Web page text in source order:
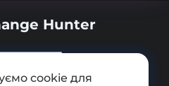
Hunter
cookie для